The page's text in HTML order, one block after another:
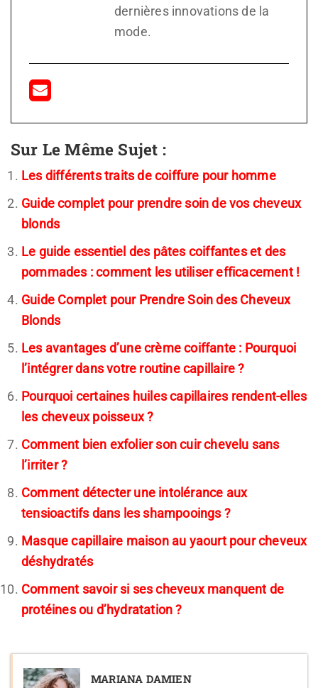
dernières innovations de la
mode.
Sur Le Même Sujet :
Les différents traits de coiffure pour homme
Guide complet pour prendre soin de vos cheveux
blonds
Le guide essentiel des pâtes coiffantes et des
pommades : comment les utiliser efficacement !
Guide Complet pour Prendre Soin des Cheveux
Blonds
Les avantages d’une crème coiffante : Pourquoi
l’intégrer dans votre routine capillaire ?
Pourquoi certaines huiles capillaires rendent-elles
les cheveux poisseux ?
Comment bien exfolier son cuir chevelu sans
l’irriter ?
Comment détecter une intolérance aux
tensioactifs dans les shampooings ?
Masque capillaire maison au yaourt pour cheveux
déshydratés
Comment savoir si ses cheveux manquent de
protéines ou d’hydratation ?
MARIANA DAMIEN